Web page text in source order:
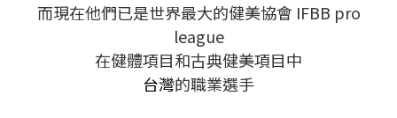
而現在他們已是世界最大的健美協會 IFBB pro
league
在健體項目和古典健美項目中
台灣的職業選手